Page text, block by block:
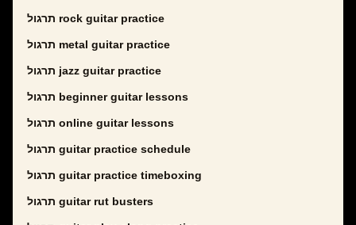
תרגול rock guitar practice
תרגול metal guitar practice
תרגול jazz guitar practice
תרגול beginner guitar lessons
תרגול online guitar lessons
תרגול guitar practice schedule
תרגול guitar practice timeboxing
תרגול guitar rut busters